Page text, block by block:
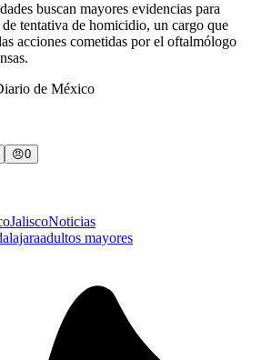
buscan mayores evidencias para
tentativa de homicidio, un cargo que
acciones cometidas por el oftalmólogo
de México
😠0
JaliscoNoticias
adultos mayores